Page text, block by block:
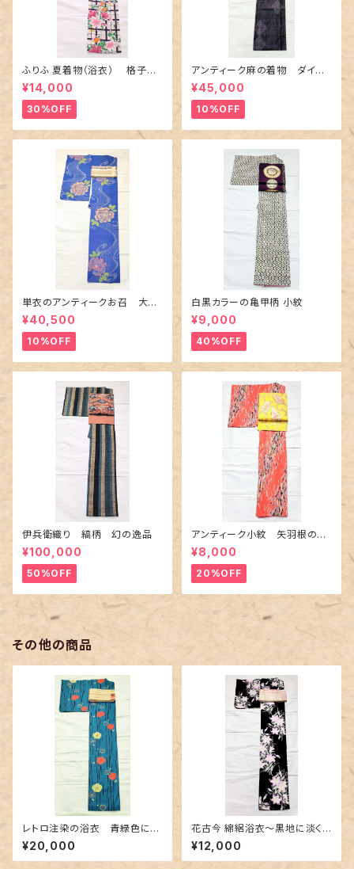
ふりふ 夏着物（浴衣） 格子に
百合や秋草花
¥14,000
30%OFF
アンティーク麻の着物 ダイヤ
に市松柄の上布
¥45,000
10%OFF
単衣のアンティークお召 大輪
の薔薇柄柄
¥40,500
10%OFF
白黒カラーの亀甲柄 小紋
¥9,000
40%OFF
伊兵衛織り 縞柄 幻の逸品
¥100,000
50%OFF
アンティーク小紋 矢羽根の地
紋に短冊柄 裄６６cm
¥8,000
20%OFF
その他の商品
レトロ注染の浴衣 青緑色にク
ラゲのような梅柄
¥20,000
花古今 綿絽浴衣～黒地に淡く
美しく咲く百合～
¥12,000